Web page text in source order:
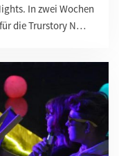
In zwei Wochen
die Trurstory N…